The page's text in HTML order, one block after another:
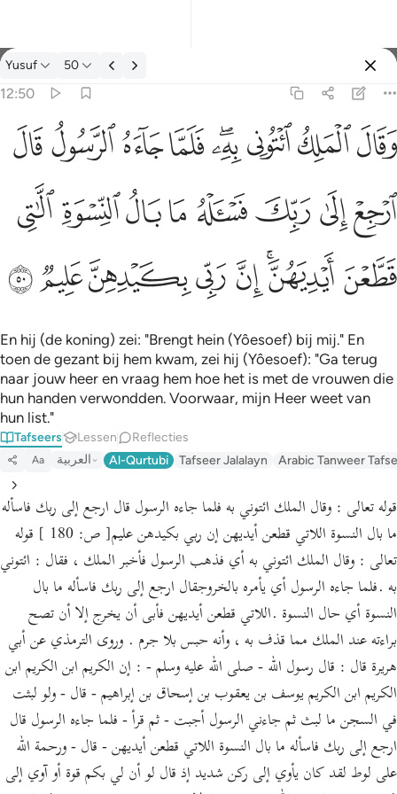
Tafseer: Yusuf 12:50
Yusuf 50
12:50
فاساله ما بال النسوة اللاتي قطعن ايديهن ان ربي بكيدهن عليم ٥٠
مَا بَالُ ٱلنِّسْوَةِ ٱلَّـٰتِى قَطَّعْنَ أَيْدِيَهُنَّ ۚ إِنَّ رَبِّى بِكَيْدِهِنَّ عَلِيمٌۭ ٥٠ﲙﲚﲛﲜﲝﲞﲟﲠﲡ
ﲢﲣﲤﲥ ﲦﲧﲨﲩ
ﲪﲫﲬﲭ ﲮﲯﲰﲱ
En hij (de koning) zei: "Brengt hein (Yôesoef) bij mij." En
toen de gezant bij hem kwam, zei hij (Yôesoef): "Ga terug
naar jouw heer en vraag hem hoe het is met de vrouwen die
hun handen verwondden. Voorwaar, mijn Heer weet van
hun list."
Tafseers Lessen Reflecties
Aa العربية Al-Qurtubi Tafseer Jalalayn Arabic Tanweer
قوله تعالى : وقال الملك ائتوني به فلما جاءه الرسول قال ارجع إلى ربك فاسأله
ما بال النسوة اللاتي قطعن أيديهن إن ربي بكيدهن عليم[ ص: 180 ] قوله
تعالى : وقال الملك ائتوني به أي فذهب الرسول فأخبر الملك ، فقال : ائتوني
به .فلما جاءه الرسول أي يأمره بالخروجقال ارجع إلى ربك فاسأله ما بال
النسوة أي حال النسوة .اللاتي قطعن أيديهن فأبى أن يخرج إلا أن تصح
براءته عند الملك مما قذف به ، وأنه حبس بلا جرم . وروى الترمذي عن أبي
هريرة قال : قال رسول الله - صلى الله عليه وسلم - : إن الكريم ابن الكريم ابن
الكريم ابن الكريم يوسف بن يعقوب بن إسحاق بن إبراهيم - قال - ولو لبثت
في السجن ما لبث ثم جاءني الرسول أجبت - ثم قرأ - فلما جاءه الرسول قال
ارجع إلى ربك فاسأله ما بال النسوة اللاتي قطعن أيديهن - قال - ورحمة الله
على لوط لقد كان يأوي إلى ركن شديد إذ قال لو أن لي بكم قوة أو آوي إلى